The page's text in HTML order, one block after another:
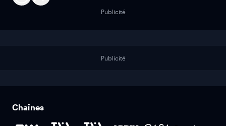
Publicité
Publicité
Chaînes